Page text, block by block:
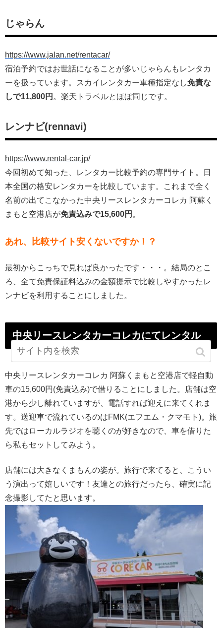
じゃらん
https://www.jalan.net/rentacar/
宿泊予約ではお世話になることが多いじゃらんもレンタカ
ーを扱っています。スカイレンタカー車種指定なし免責な
しで11,800円 。楽天トラベルとほぼ同じです。
レンナビ(rennavi)
https://www.rental-car.jp/
今回初めて知った、レンタカー比較予約の専門サイト。日
本全国の格安レンタカーを比較しています。これまで全く
名前の出てこなかった中央リースレンタカーコレカ 阿蘇く
まもと空港店が免責込みで15,600円 。
あれ、比較サイト安くないですか！？
最初からこっちで見れば良かったです・・・。 結局のとこ
ろ、全て免責保証料込みの金額提示で比較しやすかったレ
ンナビを利用することにしました。
中央リースレンタカーコレカにてレンタル
中央リースレンタカーコレカ 阿蘇くまもと空港店で軽自動
車の15,600円(免責込み)で借りることにしました。
店舗は空
港から少し離れていますが、電話すれば迎えに来てくれま
す。送迎車で流れているのはFMK(エフエム・クマモト)。旅
先ではローカルラジオを聴くのが好きなので、車を借りた
ら私もセットしてみよう。
店舗には大きなくまもんの姿が。旅行で来てると、こうい
う演出って嬉しいです！友達との旅行だったら、確実に記
念撮影してたと思います。